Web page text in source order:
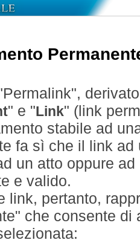
" e " Link" (link
stabile ad
fa sì che il link
un atto oppure
e valido.
link, pertanto,
che consente